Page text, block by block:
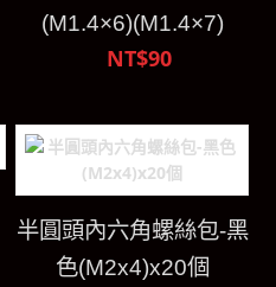
(M1.4×6)(M1.4×7)
NT$90
半圓頭內六角螺絲包-黑
色(M2x4)x20個